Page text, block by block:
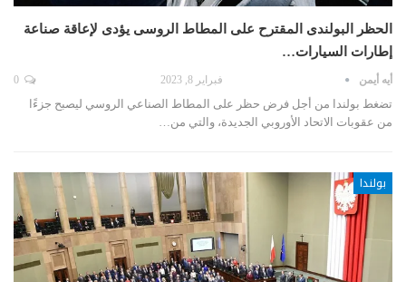
الحظر البولندى المقترح على المطاط الروسى يؤدى لإعاقة صناعة
إطارات السيارات…
أيه أيمن فبراير 8, 2023
تضغط بولندا من أجل فرض حظر على المطاط الصناعي الروسي ليصبح جزءًا
من عقوبات الاتحاد الأوروبي الجديدة، والتي من…
بولندا